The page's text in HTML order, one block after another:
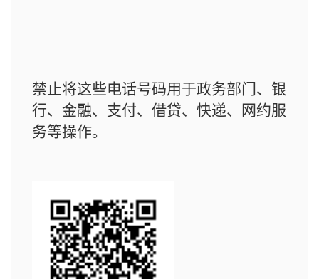
禁止将这些电话号码用于政务部门、银
行、金融、支付、借贷、快递、网约服
务等操作。